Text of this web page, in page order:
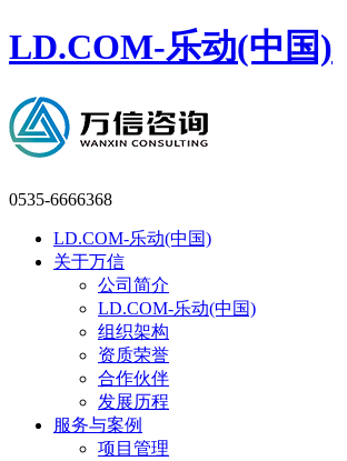
LD.COM-乐动(中国)
0535-6666368
LD.COM-乐动(中国)
关于万信
公司简介
LD.COM-乐动(中国)
组织架构
资质荣誉
合作伙伴
发展历程
服务与案例
项目管理